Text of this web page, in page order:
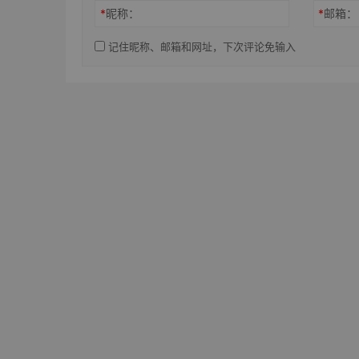
*昵称： *邮箱：
记住昵称、邮箱和网址，下次评论免输入